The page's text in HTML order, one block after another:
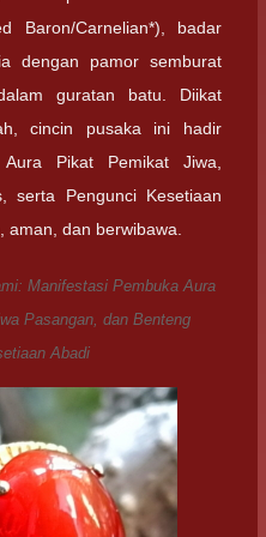
Baron/Carnelian*), badar
dengan pamor semburat
guratan batu. Diikat
cincin pusaka ini hadir
Pikat Pemikat Jiwa,
serta Pengunci Kesetiaan
aman, dan berwibawa.
Manifestasi Pembuka Aura
Pasangan, dan Benteng
Abadi